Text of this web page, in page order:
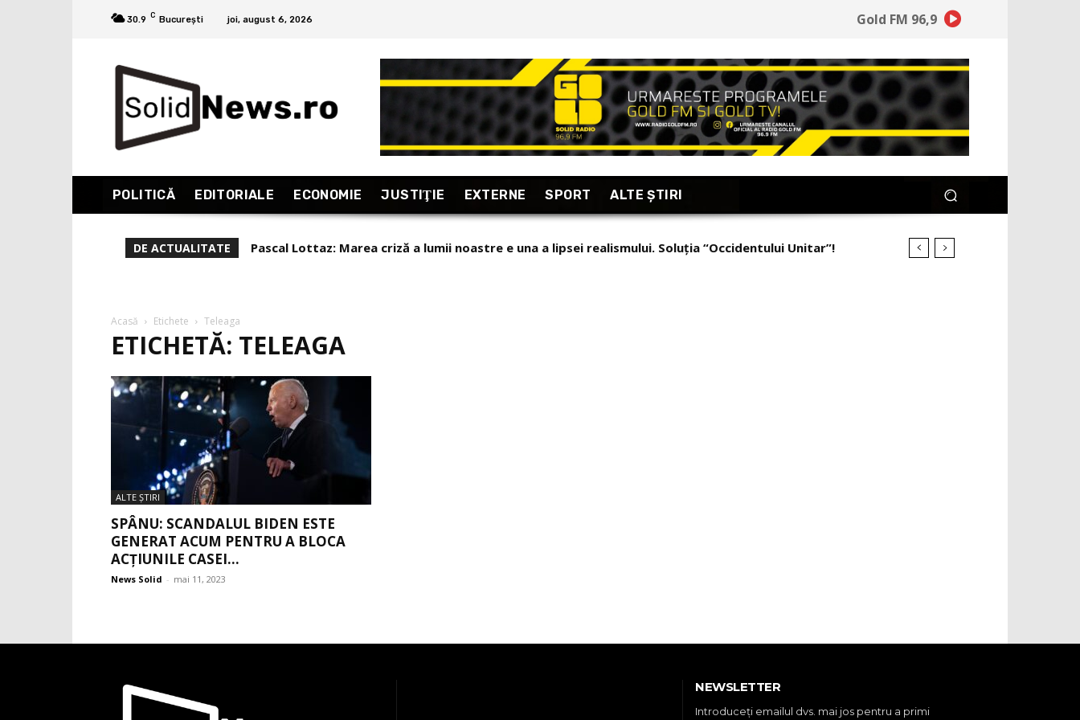
30.9 C București joi, august 6, 2026 Gold FM 96,9
POLITICĂ EDITORIALE ECONOMIE JUSTIŢIE EXTERNE SPORT ALTE ŞTIRI
DE ACTUALITATE Pascal Lottaz: Marea criză a lumii noastre e una a lipsei realismului. Soluția “Occidentului Unitar”!
Acasă Etichete Teleaga
ETICHETĂ: TELEAGA
ALTE ŞTIRI
SPÂNU: SCANDALUL BIDEN ESTE
GENERAT ACUM PENTRU A BLOCA
ACȚIUNILE CASEI...
News Solid - mai 11, 2023
NEWSLETTER
Introduceţi emailul dvs. mai jos pentru a primi